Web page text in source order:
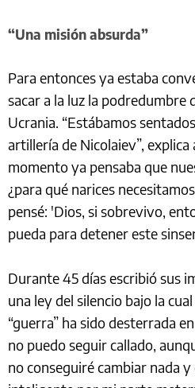
“Una misión absurda”
Para entonces ya estaba
sacar a la luz la podredumbre
Ucrania. “Estábamos
artillería de Nicolaiev”, explica
momento ya pensaba que
¿para qué narices
pensé: 'Dios, si sobrevivo,
pueda para detener este
Durante 45 días escribió sus
una ley del silencio bajo la
“guerra” ha sido desterrada
no puedo seguir callado,
no conseguiré cambiar nada